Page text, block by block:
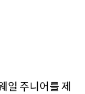
일 주니어를 제